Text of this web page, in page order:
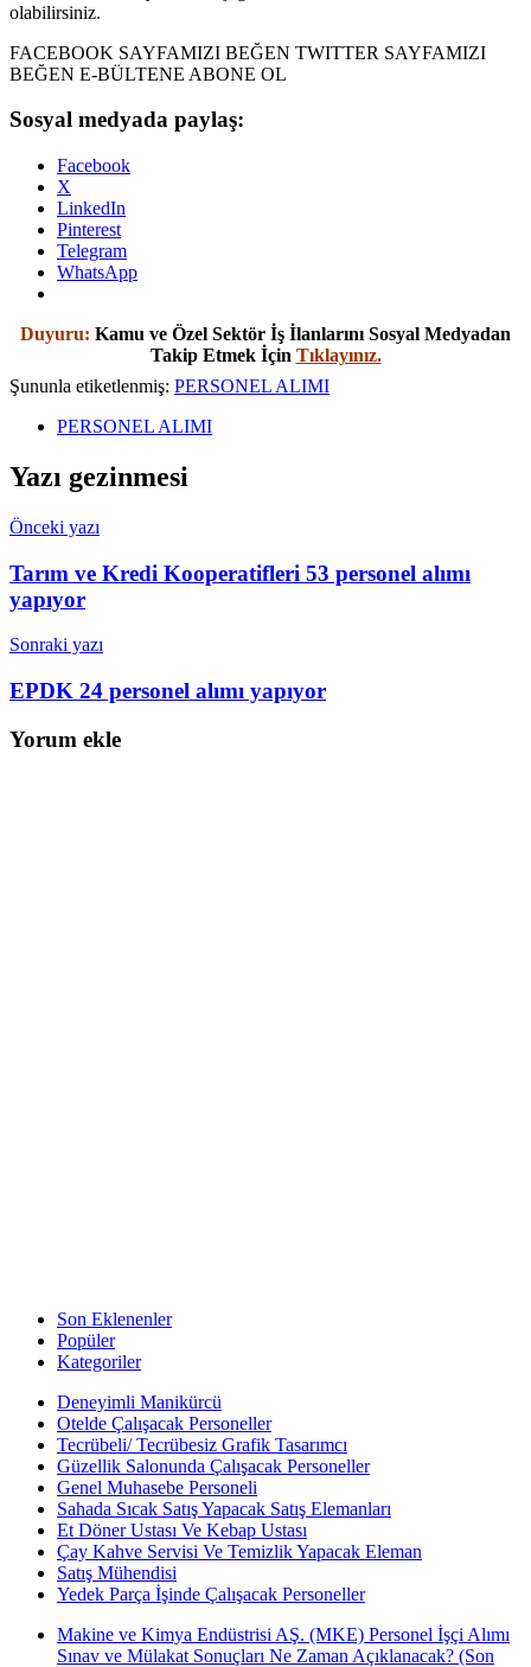
olabilirsiniz.
FACEBOOK SAYFAMIZI BEĞEN TWITTER SAYFAMIZI
BEĞEN E-BÜLTENE ABONE OL
Sosyal medyada paylaş:
Facebook
X
LinkedIn
Pinterest
Telegram
WhatsApp
Duyuru: Kamu ve Özel Sektör İş İlanlarını Sosyal Medyadan
Takip Etmek İçin Tıklayınız.
Şununla etiketlenmiş: PERSONEL ALIMI
PERSONEL ALIMI
Yazı gezinmesi
Önceki yazı
Tarım ve Kredi Kooperatifleri 53 personel alımı
yapıyor
Sonraki yazı
EPDK 24 personel alımı yapıyor
Yorum ekle
Son Eklenenler
Popüler
Kategoriler
Deneyimli Manikürcü
Otelde Çalışacak Personeller
Tecrübeli/ Tecrübesiz Grafik Tasarımcı
Güzellik Salonunda Çalışacak Personeller
Genel Muhasebe Personeli
Sahada Sıcak Satış Yapacak Satış Elemanları
Et Döner Ustası Ve Kebap Ustası
Çay Kahve Servisi Ve Temizlik Yapacak Eleman
Satış Mühendisi
Yedek Parça İşinde Çalışacak Personeller
Makine ve Kimya Endüstrisi AŞ. (MKE) Personel İşçi Alımı
Sınav ve Mülakat Sonuçları Ne Zaman Açıklanacak? (Son